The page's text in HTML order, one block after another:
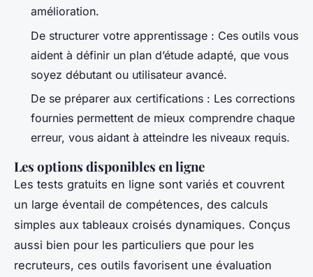
amélioration.
De structurer votre apprentissage : Ces outils vous
aident à définir un plan d’étude adapté, que vous
soyez débutant ou utilisateur avancé.
De se préparer aux certifications : Les corrections
fournies permettent de mieux comprendre chaque
erreur, vous aidant à atteindre les niveaux requis.
Les options disponibles en ligne
Les tests gratuits en ligne sont variés et couvrent
un large éventail de compétences, des calculs
simples aux tableaux croisés dynamiques. Conçus
aussi bien pour les particuliers que pour les
recruteurs, ces outils favorisent une évaluation